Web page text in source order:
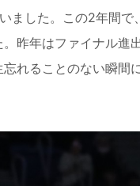
ました。この2年間
昨年はファイナル
れることのない瞬間